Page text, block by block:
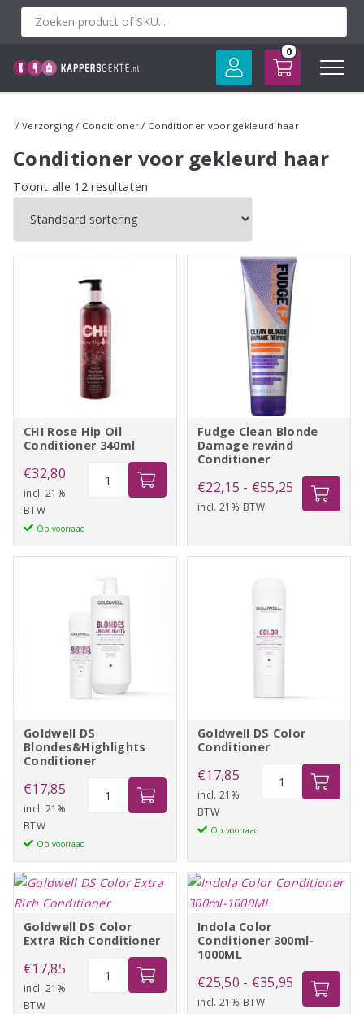
Spring
0
/ Verzorging/ Conditioner / Conditioner voor gekleurd haar
Conditioner voor gekleurd haar
Toont alle 12 resultaten
CHI Rose Hip Oil
Conditioner 340ml
€32,80
incl. 21%
BTW
Op voorraad
Conditioner
aantal
Fudge Clean Blonde
Damage rewind
Conditioner
€22,15 - €55,25 Prijsklasse:
€22,15
€55,25
incl. 21% BTW
Goldwell DS
Blondes&Highlights
Conditioner
€17,85
incl. 21%
BTW
Op voorraad
Blondes&Highlights
aantal
Goldwell DS Color
Conditioner
€17,85
incl. 21%
BTW
Op voorraad
Goldwell DS Color
Extra Rich Conditioner
€17,85
incl. 21%
BTW
Indola Color
Conditioner 300ml-
1000ML
€25,50 - €35,95 Prijsklasse:
€25,50
incl. 21% BTW